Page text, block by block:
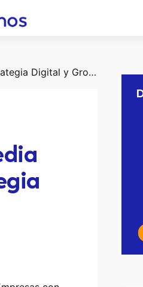
Pedro Rojas, especializado en Estrategia Digital y Growth Hacking